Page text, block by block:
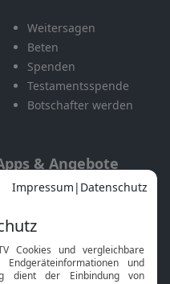
Weitersagen
Beten
Spenden
Testamentsspende
Botschafter werden
& Angebote
Mobile App
Smart TV
HbbTV